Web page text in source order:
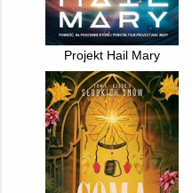
Projekt Hail Mary